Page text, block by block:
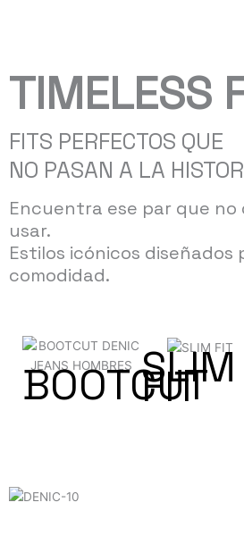
página
de
TIMELESS
FITS PERFECTOS QUE
NO PASAN A LA
Encuentra ese par que no
usar.
Estilos icónicos diseñados
comodidad.
BOOTCUT
SLIM
FIT